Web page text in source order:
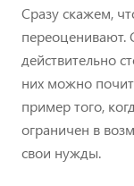
Сразу скажем,
переоценивают.
действительно
них можно
пример того,
ограничен в
свои нужды.